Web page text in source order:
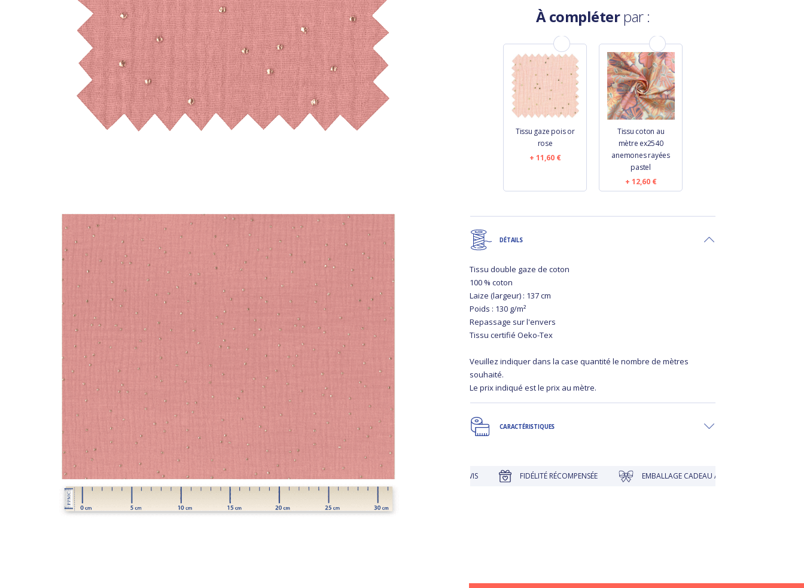
À compléterpar :
Tissu gaze pois or
rose
11,60 €
Tissu coton au
mètre ex2540
anemones rayées
pastel
12,60 €
DÉTAILS
Tissu double gaze de coton
100 % coton
Laize (largeur) : 137 cm
Poids : 130 g/m²
Repassage sur l'envers
Tissu certifié Oeko-Tex
Veuillez indiquer dans la case quantité le nombre de mètres
souhaité.
Le prix indiqué est le prix au mètre.
CARACTÉRISTIQUES
LIVRAISON OFFERTE EN BOUTIQUE JUSQU'À 30 JOURS POUR CHANGER D'AVIS FIDÉLITÉ RÉCOMPENSÉE EMBALLAGE CADEAU À PRIX DOUX